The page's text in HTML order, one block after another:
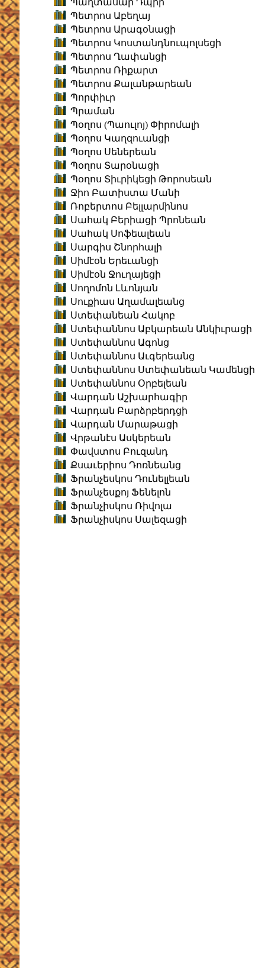
Պաղտասար Դպիր
Պետրոս Աբեղայ
Պետրոս Արագօնացի
Պետրոս Կոստանդնուպոլսեցի
Պետրոս Ղափանցի
Պետրոս Ռիքարտ
Պետրոս Քալանթարեան
Պորփիւր
Պրաման
Պօղոս (Պաուլոյ) Փիրոմալի
Պօղոս Կաղզուանցի
Պօղոս Սեներեան
Պօղոս Տարօնացի
Պօղոս Տիւրիկեցի Թորոսեան
Ջիո Բատիստա Մանի
Ռոբերտոս Բելլարմինոս
Սահակ Բերիացի Պրոնեան
Սահակ Սոֆեալեան
Սարգիս Շնորհալի
Սիմէօն Երեւանցի
Սիմէօն Ջուղայեցի
Սողոմոն Լևոնյան
Սուքիաս Աղամալեանց
Ստեփանեան Հակոբ
Ստեփաննոս Աբկարեան Անկիւրացի
Ստեփաննոս Ագոնց
Ստեփաննոս Աւգերեանց
Ստեփաննոս Ստեփանեան Կամենցի
Ստեփաննոս Օրբելեան
Վարդան Աշխարհագիր
Վարդան Բարձրբերդցի
Վարդան Մարաթացի
Վրթանէս Ասկերեան
Փավստոս Բուզանդ
Քսաւերիոս Դոռնեանց
Ֆրանչեսկոս Դունելլեան
Ֆրանչեսքոյ Ֆենելոն
Ֆրանչիսկոս Ռիվոլա
Ֆրանչիսկոս Սալեզացի